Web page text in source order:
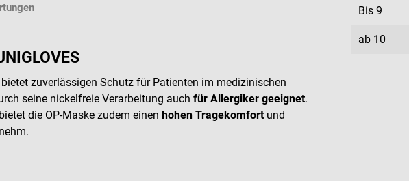
Bis9
ab 10
zuverlässigen Schutz für Patienten im medizinischen
seine nickelfreie Verarbeitung auch für Allergiker geeignet.
die OP-Maske zudem einen hohen Tragekomfort und